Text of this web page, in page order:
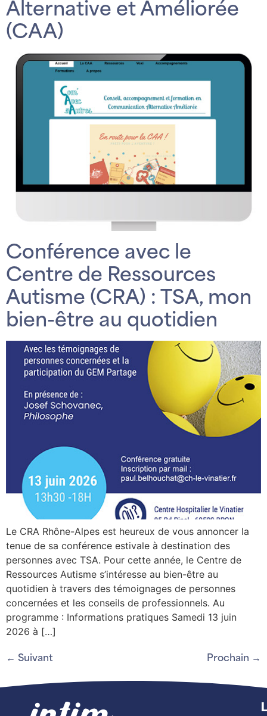
Alternative et Améliorée
(CAA)
Conférence avec le
Centre de Ressources
Autisme (CRA) : TSA, mon
bien-être au quotidien
Le CRA Rhône-Alpes est heureux de vous annoncer la
tenue de sa conférence estivale à destination des
personnes avec TSA. Pour cette année, le Centre de
Ressources Autisme s’intéresse au bien-être au
quotidien à travers des témoignages de personnes
concernées et les conseils de professionnels. Au
programme : Informations pratiques Samedi 13 juin
2026 à […]
← Suivant Prochain →